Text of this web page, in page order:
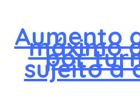
Aumento
máximo
por
sujeito a